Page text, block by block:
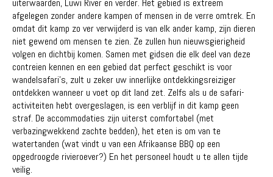
uiterwaarden, Luwi River en verder. Het gebied is extreem
afgelegen zonder andere kampen of mensen in de verre omtrek. En
omdat dit kamp zo ver verwijderd is van elk ander kamp, ​​zijn dieren
niet gewend om mensen te zien. Ze zullen hun nieuwsgierigheid
volgen en dichtbij komen. Samen met gidsen die elk deel van deze
contreien kennen en een gebied dat perfect geschikt is voor
wandelsafari's, zult u zeker uw innerlijke ontdekkingsreiziger
ontdekken wanneer u voet op dit land zet. Zelfs als u de safari-
activiteiten hebt overgeslagen, is een verblijf in dit kamp geen
straf. De accommodaties zijn uiterst comfortabel (met
verbazingwekkend zachte bedden), het eten is om van te
watertanden (wat vindt u van een Afrikaanse BBQ op een
opgedroogde rivieroever?) En het personeel houdt u te allen tijde
veilig.